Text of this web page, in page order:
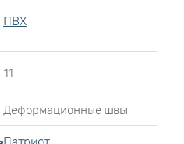
ПВХ
11
Деформационные швы